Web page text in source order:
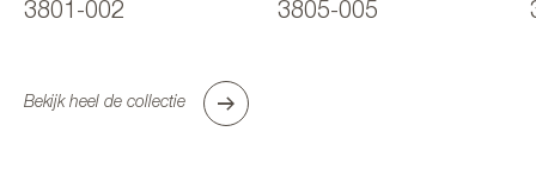
3801-002 3805-005
Bekijk heel de collectie